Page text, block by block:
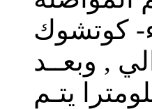
كوتشوك
, وبعــد
توجيه طويا موضة بمسافة 1 كيلومترا يتـم